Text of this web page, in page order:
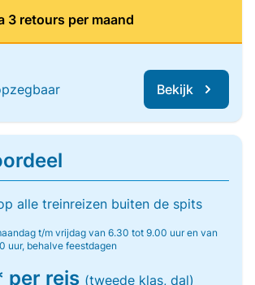
3 retours per maand
Bekijk
alle treinreizen buiten de spits
t/m vrijdag van 6.30 tot 9.00 uur en van
uur, behalve feestdagen
per reis (tweede klas, dal)